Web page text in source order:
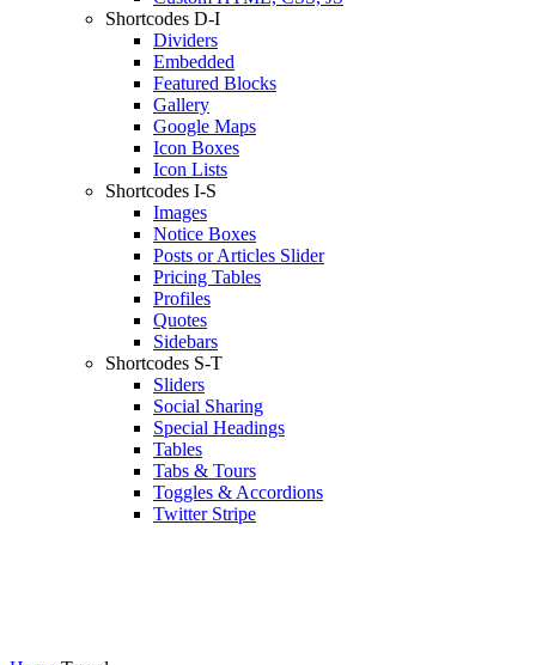
Shortcodes D-I
Dividers
Embedded
Featured Blocks
Gallery
Google Maps
Icon Boxes
Icon Lists
Shortcodes I-S
Images
Notice Boxes
Posts or Articles Slider
Pricing Tables
Profiles
Quotes
Sidebars
Shortcodes S-T
Sliders
Social Sharing
Special Headings
Tables
Tabs & Tours
Toggles & Accordions
Twitter Stripe